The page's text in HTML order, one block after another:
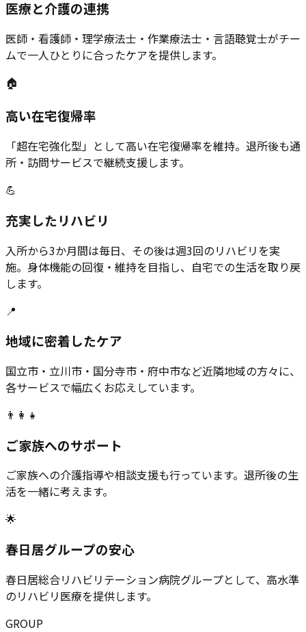
医療と介護の連携
医師・看護師・理学療法士・作業療法士・言語聴覚士がチー
ムで一人ひとりに合ったケアを提供します。
🏠
高い在宅復帰率
「超在宅強化型」として高い在宅復帰率を維持。退所後も通
所・訪問サービスで継続支援します。
💪
充実したリハビリ
入所から3か月間は毎日、その後は週3回のリハビリを実
施。身体機能の回復・維持を目指し、自宅での生活を取り戻
します。
📍
地域に密着したケア
国立市・立川市・国分寺市・府中市など近隣地域の方々に、
各サービスで幅広くお応えしています。
👨‍👩‍👧
ご家族へのサポート
ご家族への介護指導や相談支援も行っています。退所後の生
活を一緒に考えます。
🌟
春日居グループの安心
春日居総合リハビリテーション病院グループとして、高水準
のリハビリ医療を提供します。
GROUP